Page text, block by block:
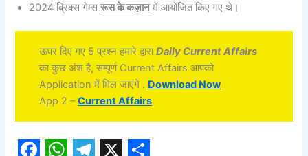
2024 ब्रिक्स गेम्सरूस के कज़ानमें आयोजित किए गए थे।
ऊपर दिए गए 5 प्रश्न हमारे द्वाराDaily Current Affairs
का कुछ अंश है, सम्पूर्ण Current Affairs आपको
Application में मिल जाएंगे . Download Now
App 2 –Current Affairs